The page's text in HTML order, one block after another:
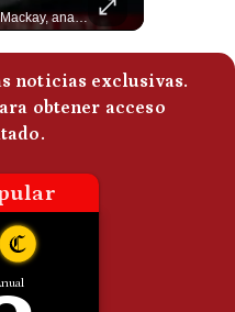
Miguel Ángel Rodríguez Mackay, analista internacional, sostiene que las negociaciones fueron impulsadas por Irán y no por Estados Unidos. Según su análisis, Teherán estaría debilitado militar y económicamente, aunque la narrativa internacional presenta a Trump como el líder desesperado por terminar una guerra que no puede ganar. #Geopolitica #Iran #DonaldTrump #RodriguezMackay #EEUU #NoticiasInternacionales #PoliticaInternacional #AnalisisGeopolitico #Shorts 👉 Suscríbete y activa la campana para no perderte nuestro análisis diario. 🌎 Síguenos en nuestras redes sociales: 📌 Web oficial: https://gestion.pe/mundo/ 📌 LinkedIn: http://bit.ly/3HYIET0 📌 X (Twitter): http://bit.ly/4noZtX9 📌 TikTok: http://bit.ly/4evB6TO